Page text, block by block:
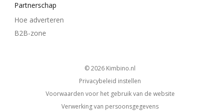
Partnerschap
Hoe adverteren
B2B-zone
© 2026
kimbino.nl
Privacybeleid instellen
Voorwaarden voor het gebruik van de website
Verwerking van persoonsgegevens